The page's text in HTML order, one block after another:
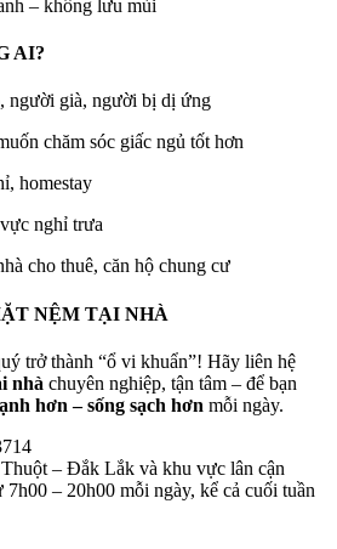
– không lưu mùi
AI?
người già, người bị dị ứng
chăm sóc giấc ngủ tốt hơn
homestay
nghỉ trưa
cho thuê, căn hộ chung cư
NỆM TẠI NHÀ
trở thành “ổ vi khuẩn”! Hãy liên hệ
nhà chuyên nghiệp, tận tâm – để bạn
hơn – sống sạch hơn mỗi ngày.
– Đắk Lắk và khu vực lân cận
– 20h00 mỗi ngày, kể cả cuối tuần